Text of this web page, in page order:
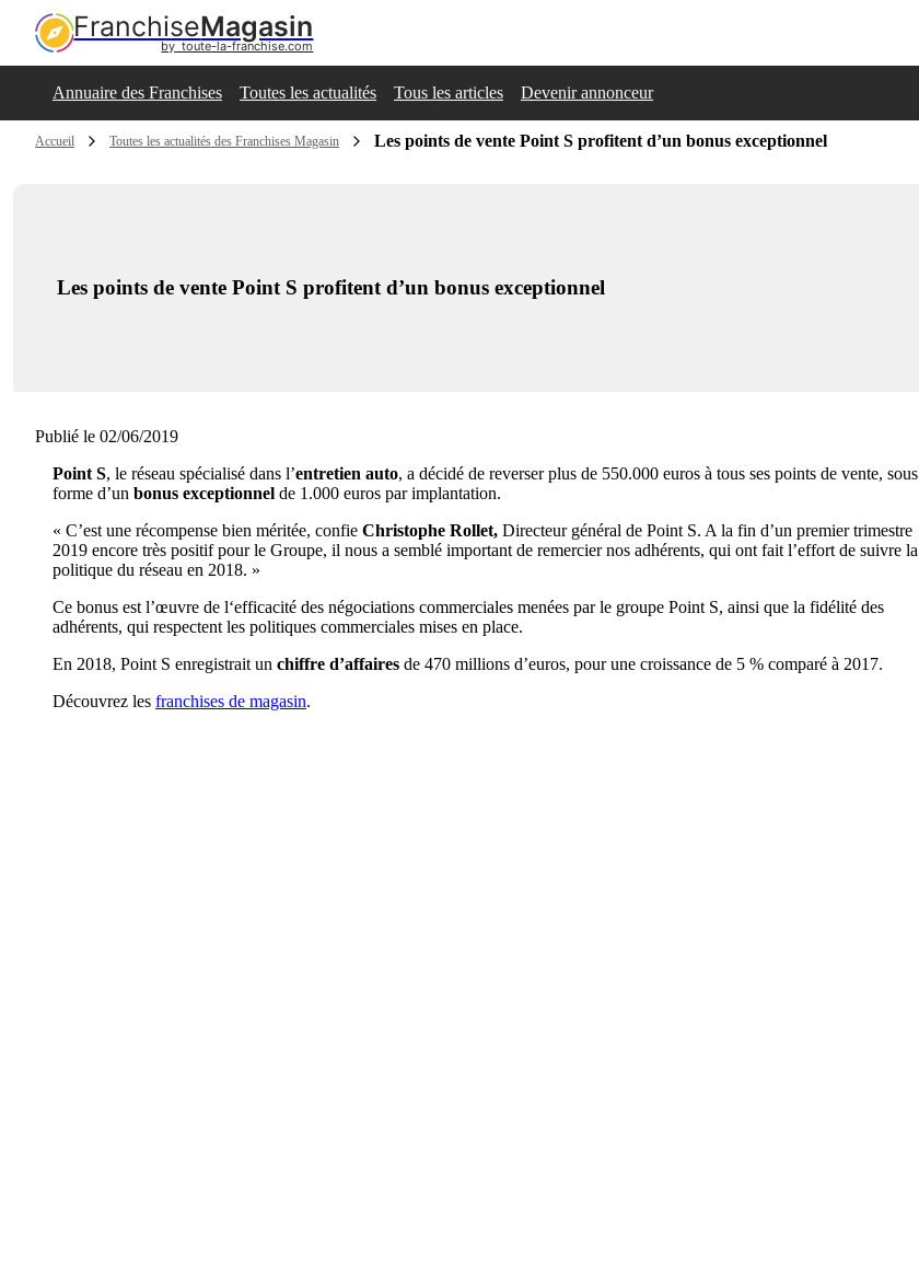
FranchiseMagasin
by  toute-la-franchise.com
Annuaire des Franchises Toutes les actualités Tous les articles Devenir annonceur
Accueil Toutes les actualités des Franchises Magasin Les points de vente Point S profitent d’un bonus exceptionnel
Les points de vente Point S profitent d’un bonus exceptionnel
Publié le 02/06/2019
Point S, le réseau spécialisé dans l’entretien auto, a décidé de reverser plus de 550.000 euros à tous ses points de vente, sous
forme d’un bonus exceptionnel de 1.000 euros par implantation.
« C’est une récompense bien méritée, confie Christophe Rollet, Directeur général de Point S. A la fin d’un premier trimestre
2019 encore très positif pour le Groupe, il nous a semblé important de remercier nos adhérents, qui ont fait l’effort de suivre la
politique du réseau en 2018. »
Ce bonus est l’œuvre de l‘efficacité des négociations commerciales menées par le groupe Point S, ainsi que la fidélité des
adhérents, qui respectent les politiques commerciales mises en place.
En 2018, Point S enregistrait un chiffre d’affaires de 470 millions d’euros, pour une croissance de 5 % comparé à 2017.
Découvrez les franchises de magasin.